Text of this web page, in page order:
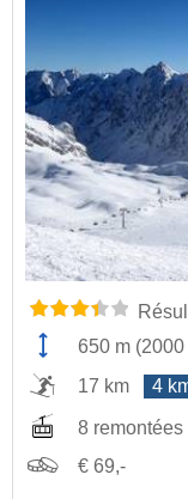
650 m (2000
17 km
4
8
€ 69,-